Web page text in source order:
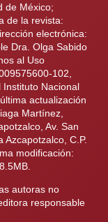
de México;
de la revista:
electrónica:
Dra. Olga Sabido
al Uso
102,
Nacional
actualización
Martínez,
Av. San
Azcapotzalco, C.P.
modificación:
autoras no
responsable